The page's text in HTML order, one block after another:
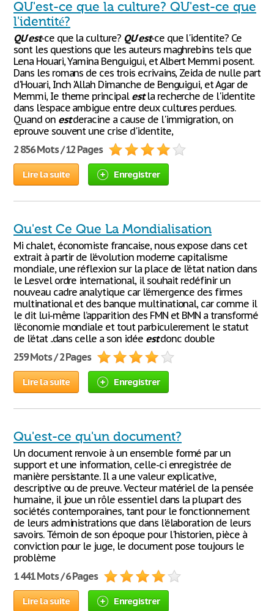
QU'est-ce que la culture? QU'est-ce que
l'identité?
QU'est-ce que la culture? QU'est-ce que l'identite? Ce
sont les questions que les auteurs maghrebins tels que
Lena Houari, Yamina Benguigui, et Albert Memmi posent.
Dans les romans de ces trois ecrivains, Zeida de nulle part
d'Houari, Inch 'Allah Dimanche de Benguigui, et Agar de
Memmi, Ie theme principal estla recherche de l'identite
dans l'espace ambigue entre deux cultures perdues.
Quand on estderacine a cause de l'immigration, on
eprouve souvent une crise d'identite,
2 856 Mots / 12 Pages
Lire la suite Enregistrer
Qu'est Ce Que La Mondialisation
Mi chalet, économiste francaise, nous expose dans cet
extrait à partir de l’évolution moderne capitalisme
mondiale, une réflexion sur la place de l’état nation dans
le Lesvel ordre international, il souhait redéfinir un
nouveau cadre analytique car l’émergence des firmes
multinational et des banque multinational, car comme il
le dit lui-même l’apparition des FMN et BMN a transformé
l’économie mondiale et tout parbiculerement le statut
de l’état ..dans celle a son idée estdonc double
259 Mots / 2 Pages
Lire la suite Enregistrer
Qu'est-ce qu'un document?
Un document renvoie à un ensemble formé par un
support et une information, celle-ci enregistrée de
manière persistante. Il a une valeur explicative,
descriptive ou de preuve. Vecteur matériel de la pensée
humaine, il joue un rôle essentiel dans la plupart des
sociétés contemporaines, tant pour le fonctionnement
de leurs administrations que dans l'élaboration de leurs
savoirs. Témoin de son époque pour l'historien, pièce à
conviction pour le juge, le document pose toujours le
problème
1 441 Mots / 6 Pages
Lire la suite Enregistrer